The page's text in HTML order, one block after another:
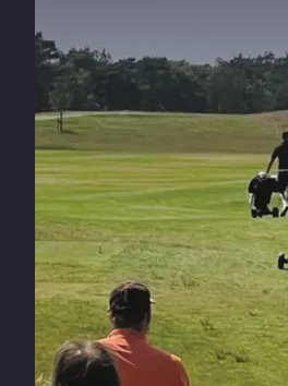
Optioneel
Partner speelrecht – €
Wildcard – € 1225